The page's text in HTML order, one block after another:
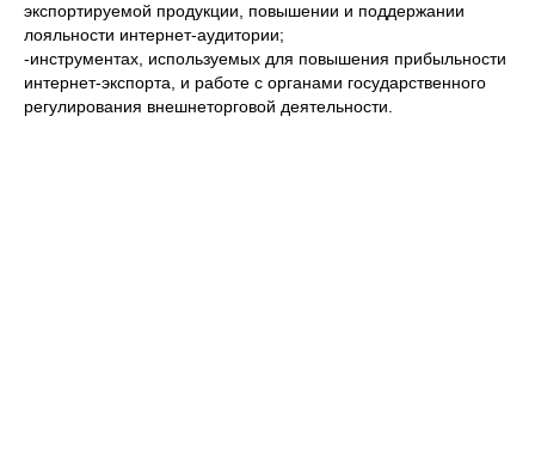
экспортируемой продукции, повышении и поддержании
лояльности интернет-аудитории;
-инструментах, используемых для повышения прибыльности
интернет-экспорта, и работе с органами государственного
регулирования внешнеторговой деятельности.